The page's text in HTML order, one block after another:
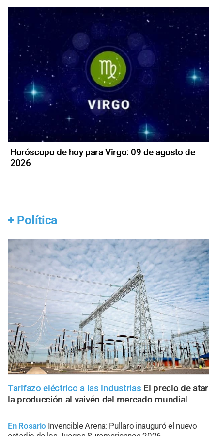
Horóscopo de hoy para Virgo: 09 de agosto de
2026
+ Política
Tarifazo eléctrico a las industrias El precio de atar
la producción al vaivén del mercado mundial
En Rosario Invencible Arena: Pullaro inauguró el nuevo